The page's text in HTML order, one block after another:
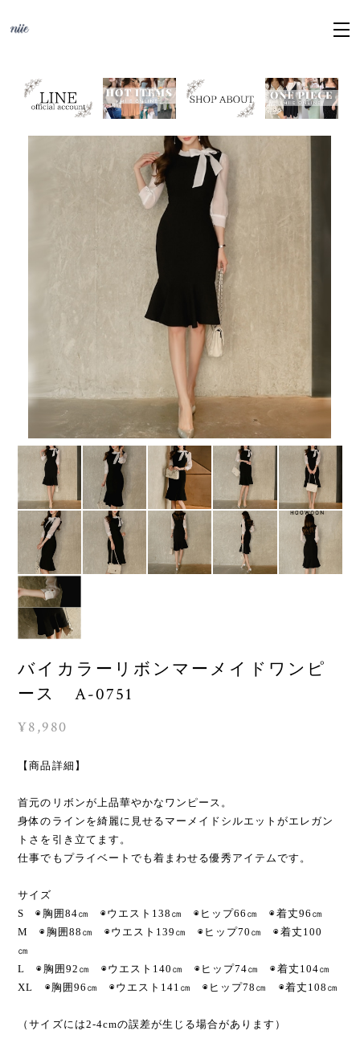
バイカラーリボンマーメイドワンピ
ース A-0751
¥8,980
【商品詳細】
首元のリボンが上品華やかなワンピース。
身体のラインを綺麗に見せるマーメイドシルエットがエレガン
トさを引き立てます。
仕事でもプライベートでも着まわせる優秀アイテムです。
サイズ
S ◉胸囲84㎝ ◉ウエスト138㎝ ◉ヒップ66㎝ ◉着丈96㎝
M ◉胸囲88㎝ ◉ウエスト139㎝ ◉ヒップ70㎝ ◉着丈100
㎝
L ◉胸囲92㎝ ◉ウエスト140㎝ ◉ヒップ74㎝ ◉着丈104㎝
XL ◉胸囲96㎝ ◉ウエスト141㎝ ◉ヒップ78㎝ ◉着丈108㎝
（サイズには2-4cmの誤差が生じる場合があります）